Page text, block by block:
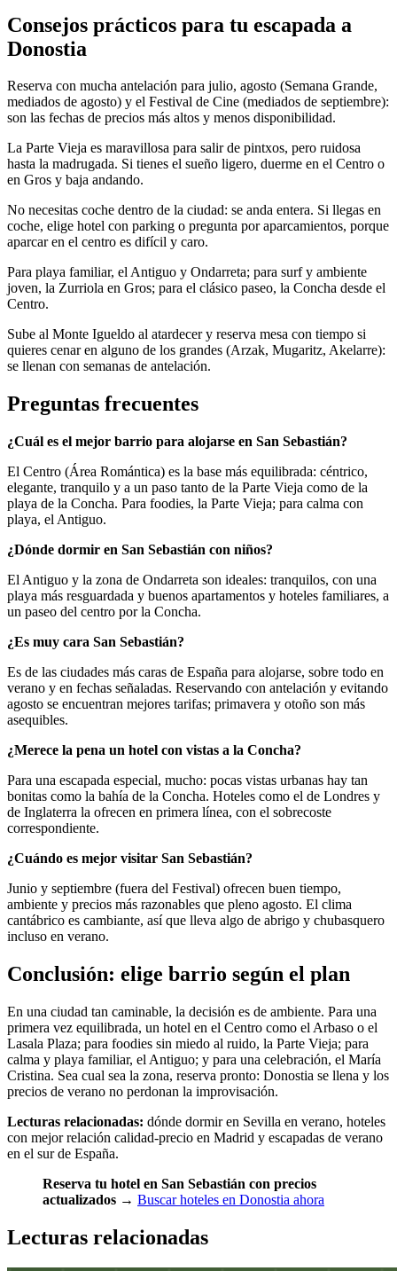
Consejos prácticos para tu escapada a
Donostia
Reserva con mucha antelación para julio, agosto (Semana Grande,
mediados de agosto) y el Festival de Cine (mediados de septiembre):
son las fechas de precios más altos y menos disponibilidad.
La Parte Vieja es maravillosa para salir de pintxos, pero ruidosa
hasta la madrugada. Si tienes el sueño ligero, duerme en el Centro o
en Gros y baja andando.
No necesitas coche dentro de la ciudad: se anda entera. Si llegas en
coche, elige hotel con parking o pregunta por aparcamientos, porque
aparcar en el centro es difícil y caro.
Para playa familiar, el Antiguo y Ondarreta; para surf y ambiente
joven, la Zurriola en Gros; para el clásico paseo, la Concha desde el
Centro.
Sube al Monte Igueldo al atardecer y reserva mesa con tiempo si
quieres cenar en alguno de los grandes (Arzak, Mugaritz, Akelarre):
se llenan con semanas de antelación.
Preguntas frecuentes
¿Cuál es el mejor barrio para alojarse en San Sebastián?
El Centro (Área Romántica) es la base más equilibrada: céntrico,
elegante, tranquilo y a un paso tanto de la Parte Vieja como de la
playa de la Concha. Para foodies, la Parte Vieja; para calma con
playa, el Antiguo.
¿Dónde dormir en San Sebastián con niños?
El Antiguo y la zona de Ondarreta son ideales: tranquilos, con una
playa más resguardada y buenos apartamentos y hoteles familiares, a
un paseo del centro por la Concha.
¿Es muy cara San Sebastián?
Es de las ciudades más caras de España para alojarse, sobre todo en
verano y en fechas señaladas. Reservando con antelación y evitando
agosto se encuentran mejores tarifas; primavera y otoño son más
asequibles.
¿Merece la pena un hotel con vistas a la Concha?
Para una escapada especial, mucho: pocas vistas urbanas hay tan
bonitas como la bahía de la Concha. Hoteles como el de Londres y
de Inglaterra la ofrecen en primera línea, con el sobrecoste
correspondiente.
¿Cuándo es mejor visitar San Sebastián?
Junio y septiembre (fuera del Festival) ofrecen buen tiempo,
ambiente y precios más razonables que pleno agosto. El clima
cantábrico es cambiante, así que lleva algo de abrigo y chubasquero
incluso en verano.
Conclusión: elige barrio según el plan
En una ciudad tan caminable, la decisión es de ambiente. Para una
primera vez equilibrada, un hotel en el Centro como el Arbaso o el
Lasala Plaza; para foodies sin miedo al ruido, la Parte Vieja; para
calma y playa familiar, el Antiguo; y para una celebración, el María
Cristina. Sea cual sea la zona, reserva pronto: Donostia se llena y los
precios de verano no perdonan la improvisación.
Lecturas relacionadas: dónde dormir en Sevilla en verano, hoteles
con mejor relación calidad-precio en Madrid y escapadas de verano
en el sur de España.
Reserva tu hotel en San Sebastián con precios
actualizados → Buscar hoteles en Donostia ahora
Lecturas relacionadas